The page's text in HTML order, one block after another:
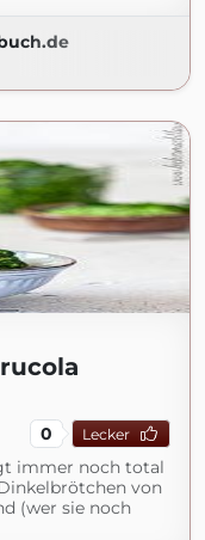
0 Lecker
immer noch total
von
(wer sie noch